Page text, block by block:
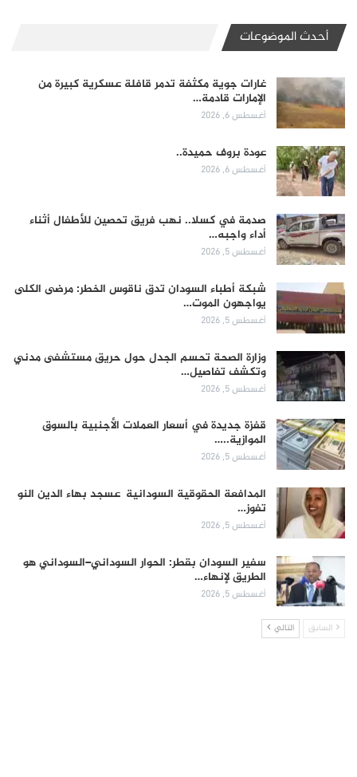
أحدث الموضوعات
غارات جوية مكثفة تدمر قافلة عسكرية كبيرة من
الإمارات قادمة…
أغسطس 6, 2026
عودة بروف حميدة..
أغسطس 6, 2026
صدمة في كسلا.. نهب فريق تحصين للأطفال أثناء
أداء واجبه…
أغسطس 5, 2026
شبكة أطباء السودان تدق ناقوس الخطر: مرضى الكلى
يواجهون الموت…
أغسطس 5, 2026
وزارة الصحة تحسم الجدل حول حريق مستشفى مدني
وتكشف تفاصيل…
أغسطس 5, 2026
قفزة جديدة في أسعار العملات الأجنبية بالسوق
الموازية..…
أغسطس 5, 2026
المدافعة الحقوقية السودانية عسجد بهاء الدين النو
تفوز…
أغسطس 5, 2026
سفير السودان بقطر: الحوار السوداني–السوداني هو
الطريق لإنهاء…
أغسطس 5, 2026
السابق التالي